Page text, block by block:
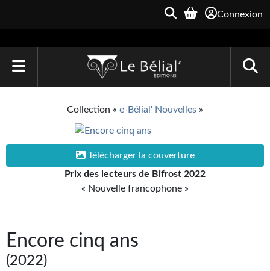
Connexion
Une Heure-Lumière
Quarante-Deux
Collection « e-Bélial' Nouvelles »
Télécharger la couverture
Prix des lecteurs de Bifrost 2022
« Nouvelle francophone »
Encore cinq ans
(2022)